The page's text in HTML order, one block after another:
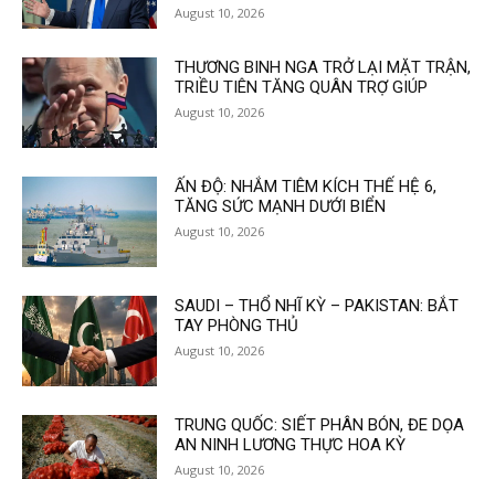
August 10, 2026
THƯƠNG BINH NGA TRỞ LẠI MẶT TRẬN,
TRIỀU TIÊN TĂNG QUÂN TRỢ GIÚP
August 10, 2026
ẤN ĐỘ: NHẮM TIÊM KÍCH THẾ HỆ 6,
TĂNG SỨC MẠNH DƯỚI BIỂN
August 10, 2026
SAUDI – THỔ NHĨ KỲ – PAKISTAN: BẮT
TAY PHÒNG THỦ
August 10, 2026
TRUNG QUỐC: SIẾT PHÂN BÓN, ĐE DỌA
AN NINH LƯƠNG THỰC HOA KỲ
August 10, 2026